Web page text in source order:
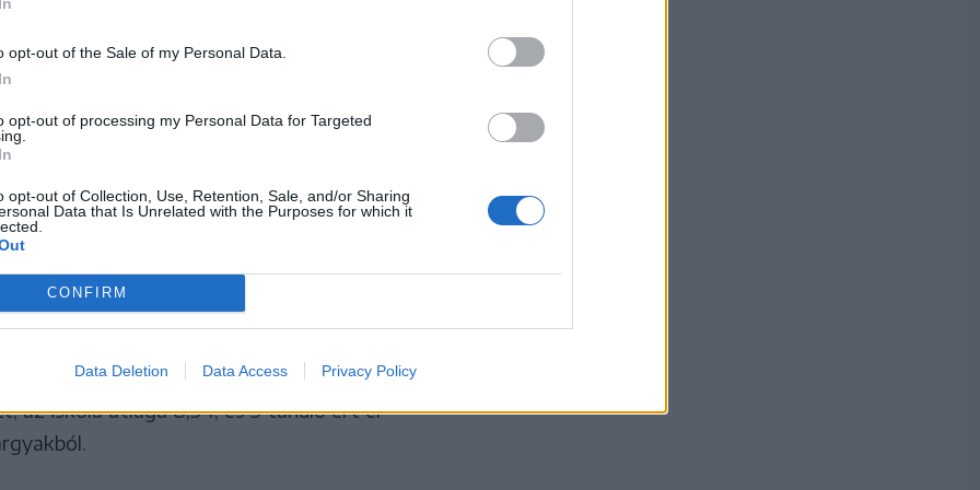
opt-out of the Sale of my Personal Data.
opt-out of processing my Personal Data for Targeted
opt-out of Collection, Use, Retention, Sale, and/or Sharing
Data that Is Unrelated with the Purposes for which it
CONFIRM
Data Deletion Data Access Privacy Policy
Református Kollégium
8,42, míg 14 tanuló kapott 10-es jegyet.
Kelemen Elméleti Líceum
darab 10-es jeggyel zárta a vizsgákat.
Tamási Áron Gimnázium
az átlag 8,36, míg 7 tanuló szerzett 10-
Elek Pedagógiai Líceumzárja. Az
az iskola átlaga 8,34, és 3 tanuló ért el